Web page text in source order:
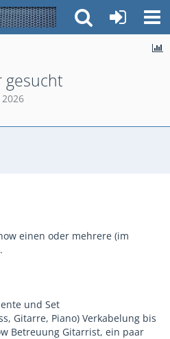
gesucht
einen oder mehrere (im
und Set
Gitarre, Piano) Verkabelung bis
Betreuung Gitarrist, ein paar